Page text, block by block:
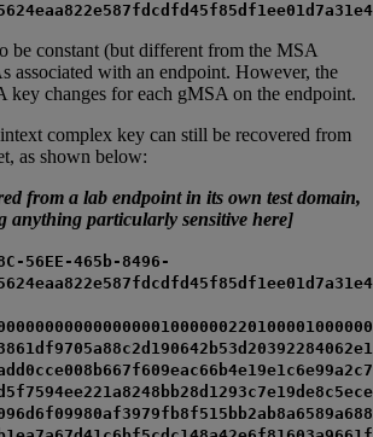
be constant (but different from the MSA
with an endpoint. However, the
key changes for each gMSA on the endpoint.
complex key can still be recovered from
as shown below:
from a lab endpoint in its own test domain,
anything particularly sensitive here]
56EE-465b-8496-